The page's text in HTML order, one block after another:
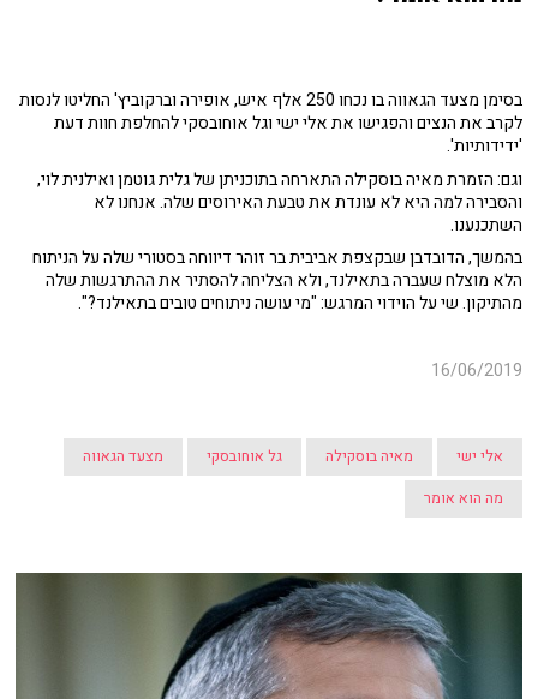
בסימן מצעד הגאווה בו נכחו 250 אלף איש, אופירה וברקוביץ' החליטו לנסות
לקרב את הנצים והפגישו את אלי ישי וגל אוחובסקי להחלפת חוות דעת
'ידידותיות'.
וגם: הזמרת מאיה בוסקילה התארחה בתוכניתן של גלית גוטמן ואילנית לוי,
והסבירה למה היא לא עונדת את טבעת האירוסים שלה. אנחנו לא
השתכנענו.
בהמשך, הדובדבן שבקצפת אביבית בר זוהר דיווחה בסטורי שלה על הניתוח
הלא מוצלח שעברה בתאילנד, ולא הצליחה להסתיר את ההתרגשות שלה
מהתיקון. שי על הוידוי המרגש: "מי עושה ניתוחים טובים בתאילנד?".
16/06/2019
אלי ישי מאיה בוסקילה גל אוחובסקי
מצעד הגאווה
מה הוא אומר